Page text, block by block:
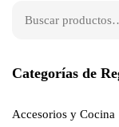
Categorías de
Accesorios y Cocina